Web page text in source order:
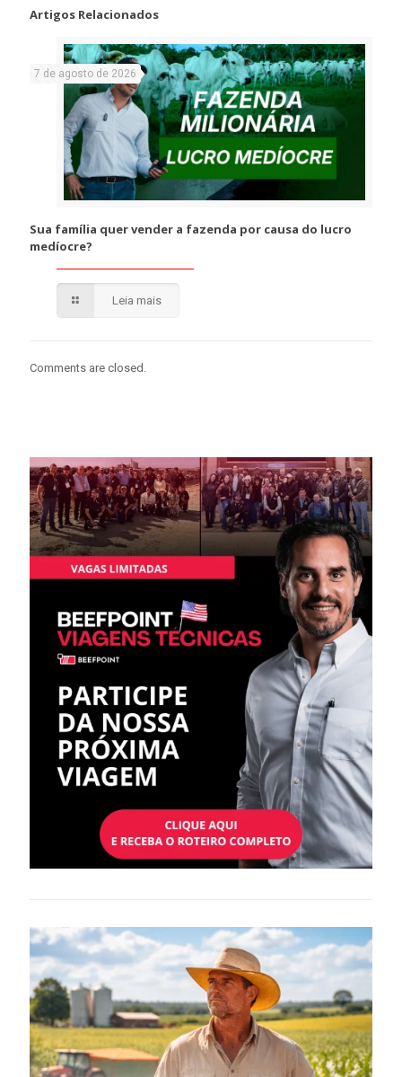
Artigos Relacionados
7 de agosto de 2026
Sua família quer vender a fazenda por causa do lucro
medíocre?
Leia mais
Comments are closed.